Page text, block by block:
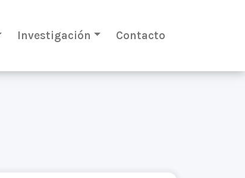
Investigación Contacto